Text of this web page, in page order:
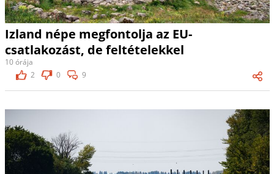
Izland népe megfontolja az EU-
csatlakozást, de feltételekkel
10 órája
2
0 9